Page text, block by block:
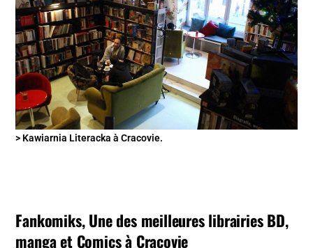
> Kawiarnia Literacka à Cracovie.
Fankomiks, Une des meilleures librairies BD,
manga et Comics à Cracovie